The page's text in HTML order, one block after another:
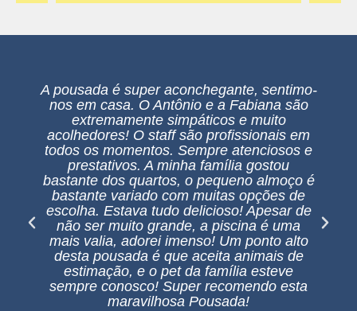
A pousada é super aconchegante, sentimo-
nos em casa. O Antônio e a Fabiana são
extremamente simpáticos e muito
acolhedores! O staff são profissionais em
todos os momentos. Sempre atenciosos e
prestativos. A minha família gostou
bastante dos quartos, o pequeno almoço é
bastante variado com muitas opções de
escolha. Estava tudo delicioso! Apesar de
não ser muito grande, a piscina é uma
mais valia, adorei imenso! Um ponto alto
desta pousada é que aceita animais de
estimação, e o pet da família esteve
sempre conosco! Super recomendo esta
maravilhosa Pousada!